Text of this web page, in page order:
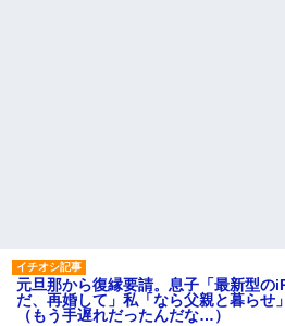
元旦那から復縁要請。息子「最新型
だ、再婚して」私「なら父親と暮らせ
（もう手遅れだったんだな…）